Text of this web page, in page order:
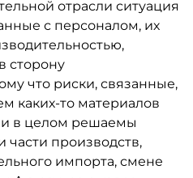
отрасли ситуация
с персоналом, их
сторону
что риски, связанные,
каких-то материалов
в целом решаемы
части производств,
импорта, смене